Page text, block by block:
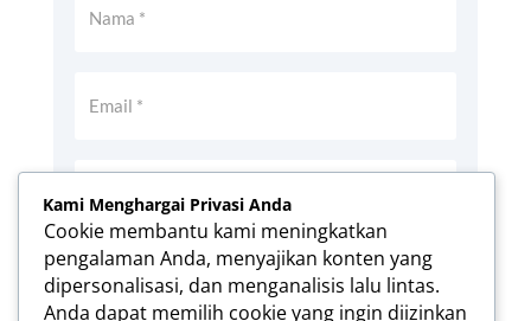
Simpan nama, email, dan situs web saya
pada peramban ini untuk komentar saya
berikutnya.
Kami Menghargai Privasi Anda
Cookie membantu kami meningkatkan
pengalaman Anda, menyajikan konten yang
dipersonalisasi, dan menganalisis lalu lintas.
Anda dapat memilih cookie yang ingin diizinkan